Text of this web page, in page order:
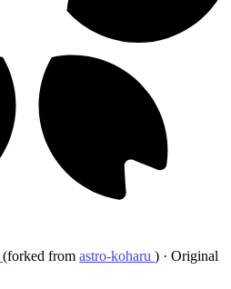
(forked from astro-koharu ) · Original